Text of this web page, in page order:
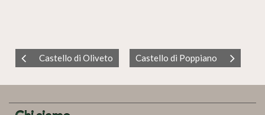
Castello di Oliveto Castello di Poppiano